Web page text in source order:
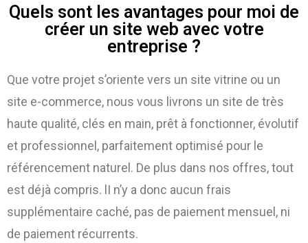
Quels sont les avantages pour moi de
créer un site web avec votre
entreprise ?
Que votre projet s’oriente vers un site vitrine ou un
site e-commerce, nous vous livrons un site de très
haute qualité, clés en main, prêt à fonctionner, évolutif
et professionnel, parfaitement optimisé pour le
référencement naturel. De plus dans nos offres, tout
est déjà compris. lI n’y a donc aucun frais
supplémentaire caché, pas de paiement mensuel, ni
de paiement récurrents.